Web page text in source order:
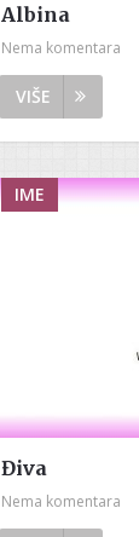
Albina
Nema komentara
VIŠE
IME
Điva
Nema komentara